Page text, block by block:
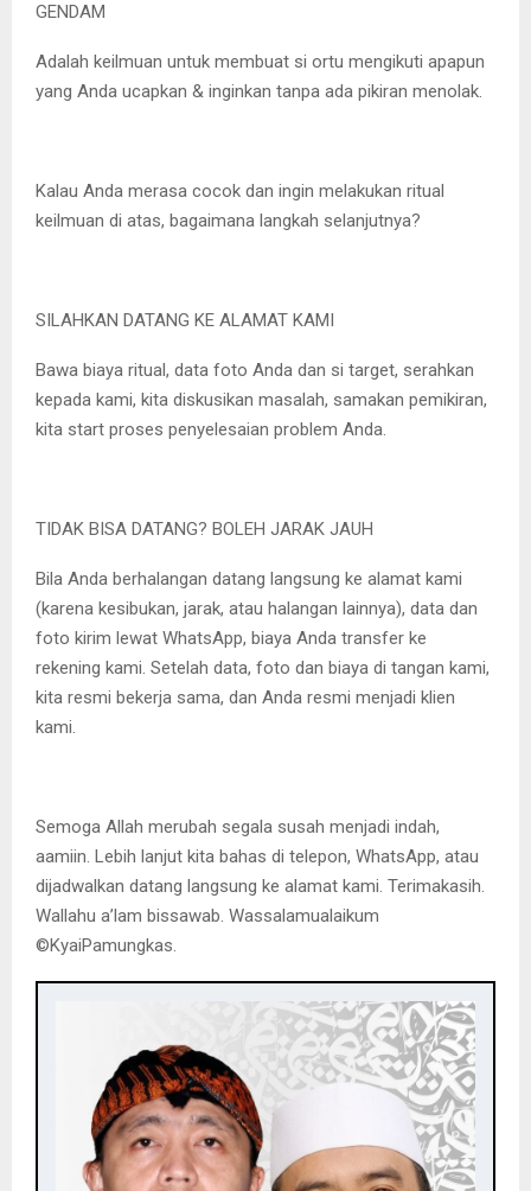
GENDAM
Adalah keilmuan untuk membuat si ortu mengikuti apapun
yang Anda ucapkan & inginkan tanpa ada pikiran menolak.
Kalau Anda merasa cocok dan ingin melakukan ritual
keilmuan di atas, bagaimana langkah selanjutnya?
SILAHKAN DATANG KE ALAMAT KAMI
Bawa biaya ritual, data foto Anda dan si target, serahkan
kepada kami, kita diskusikan masalah, samakan pemikiran,
kita start proses penyelesaian problem Anda.
TIDAK BISA DATANG? BOLEH JARAK JAUH
Bila Anda berhalangan datang langsung ke alamat kami
(karena kesibukan, jarak, atau halangan lainnya), data dan
foto kirim lewat WhatsApp, biaya Anda transfer ke
rekening kami. Setelah data, foto dan biaya di tangan kami,
kita resmi bekerja sama, dan Anda resmi menjadi klien
kami.
Semoga Allah merubah segala susah menjadi indah,
aamiin. Lebih lanjut kita bahas di telepon, WhatsApp, atau
dijadwalkan datang langsung ke alamat kami. Terimakasih.
Wallahu a’lam bissawab. Wassalamualaikum
©️KyaiPamungkas.